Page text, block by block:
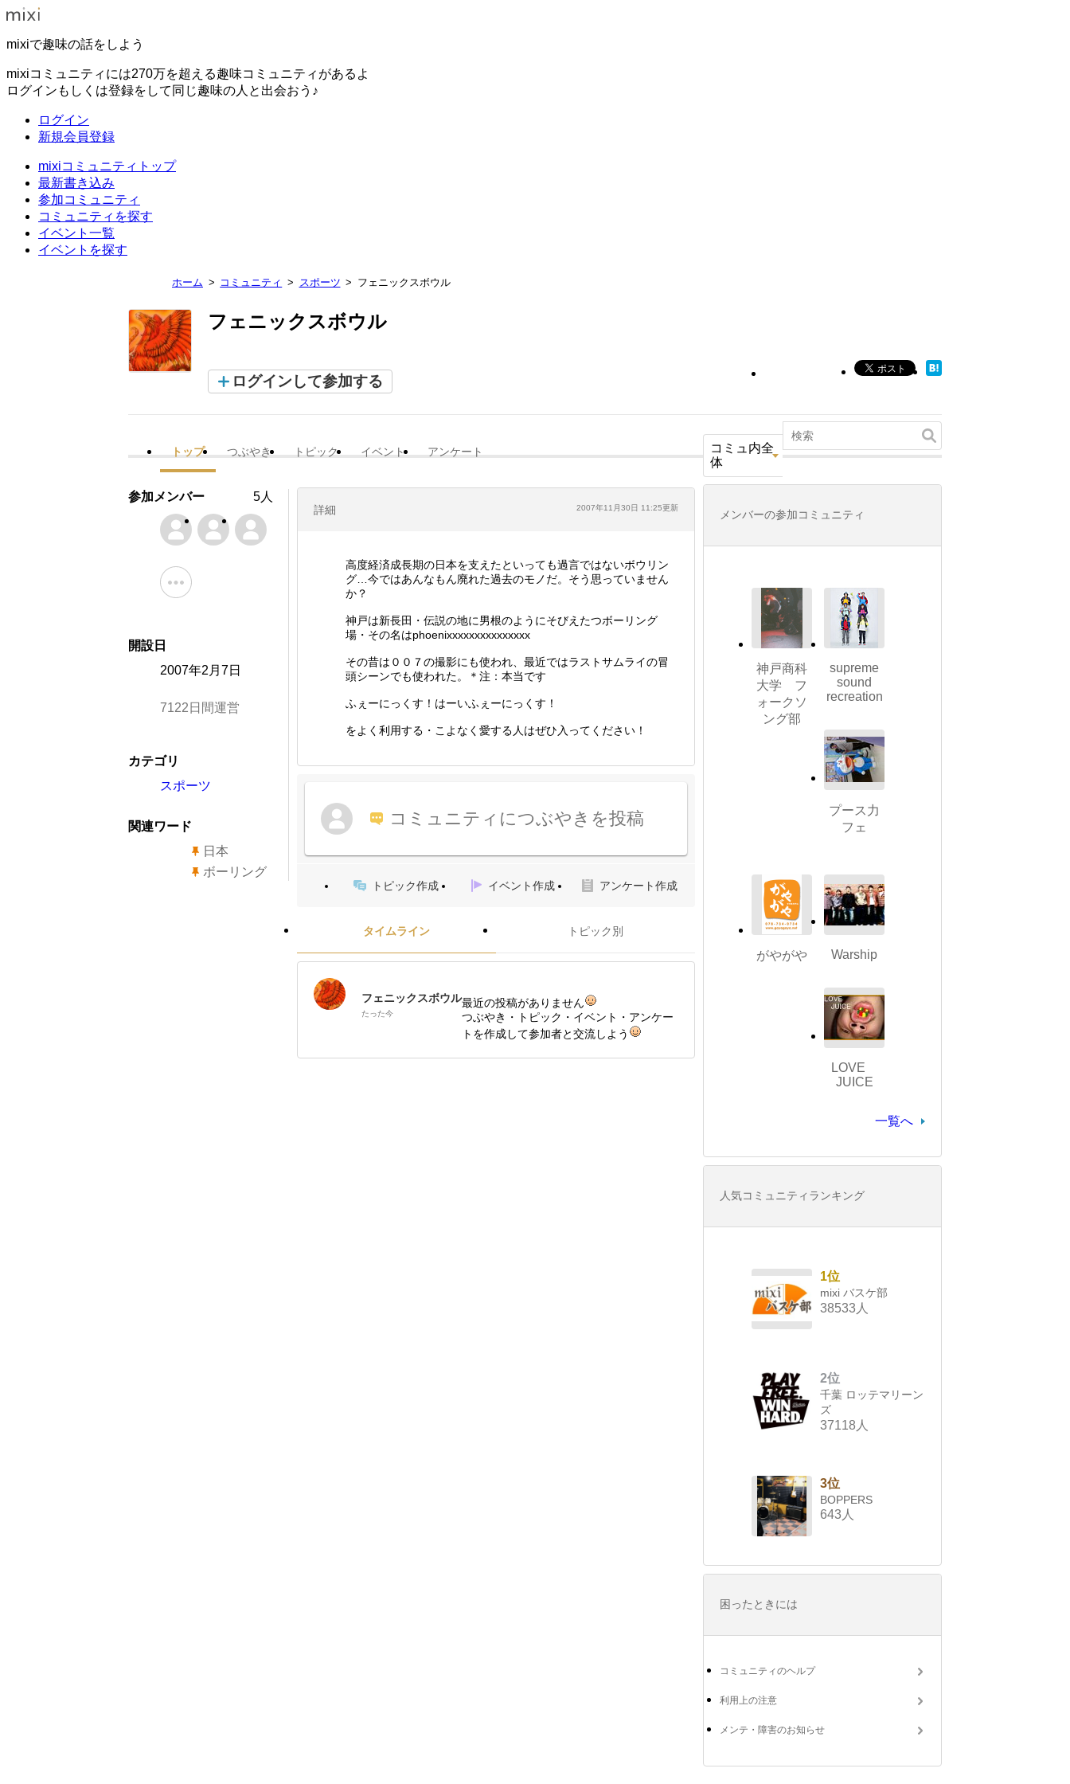
mixiで趣味の話をしよう
mixiコミュニティには270万を超える趣味コミュニティがあるよ
ログインもしくは登録をして同じ趣味の人と出会おう♪
ログイン
新規会員登録
mixiコミュニティトップ
最新書き込み
参加コミュニティ
コミュニティを探す
イベント一覧
イベントを探す
ホーム コミュニティ スポーツ フェニックスボウル
フェニックスボウル
ログインして参加する
トップ つぶやき トピック イベント アンケート
コミュ内全
体
詳細 2007年11月30日 11:25更新
高度経済成長期の日本を支えたといっても過言ではないボウリン
グ…今ではあんなもん廃れた過去のモノだ。そう思っていません
か？
神戸は新長田・伝説の地に男根のようにそびえたつボーリング
場・その名はphoenixxxxxxxxxxxxxxx
その昔は００７の撮影にも使われ、最近ではラストサムライの冒
頭シーンでも使われた。＊注：本当です
ふぇーにっくす！はーいふぇーにっくす！
をよく利用する・こよなく愛する人はぜひ入ってください！
コミュニティにつぶやきを投稿
トピック作成 イベント作成 アンケート作成
タイムライン トピック別
フェニックスボウル
たった今
最近の投稿がありません
つぶやき・トピック・イベント・アンケー
トを作成して参加者と交流しよう
参加メンバー 5人
開設日
2007年2月7日
7122日間運営
カテゴリ
スポーツ
関連ワード
日本
ボーリング
メンバーの参加コミュニティ
神戸商科
大学 フ
ォークソ
ング部
supreme
sound
recreation
プース力
フェ
がやがや Warship
LOVE
JUICE
一覧へ
人気コミュニティランキング
1位
mixi バスケ部
38533人
2位
千葉 ロッテマリーン
ズ
37118人
3位
BOPPERS
643人
困ったときには
コミュニティのヘルプ
利用上の注意
メンテ・障害のお知らせ